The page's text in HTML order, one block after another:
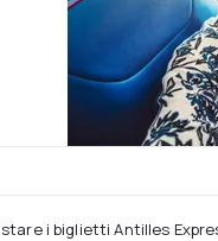
i biglietti Antilles